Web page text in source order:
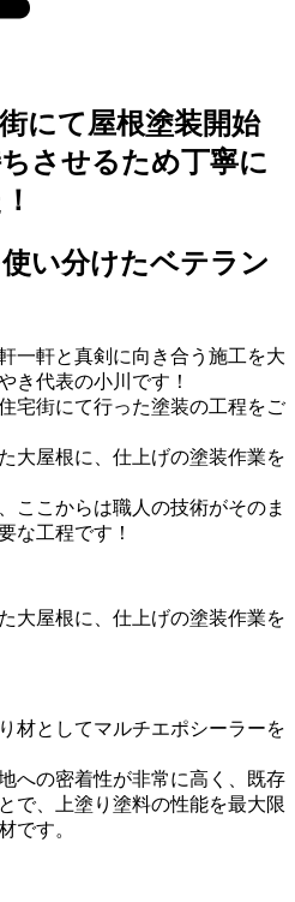
にて屋根塗装開始
させるため丁寧に
い分けたベテラン
一軒と真剣に向き合う施工を大
き代表の小川です！
宅街にて行った塗装の工程をご
大屋根に、仕上げの塗装作業を
ここからは職人の技術がそのま
な工程です！
大屋根に、仕上げの塗装作業を
材としてマルチエポシーラーを
への密着性が非常に高く、既存
で、上塗り塗料の性能を最大限
です。